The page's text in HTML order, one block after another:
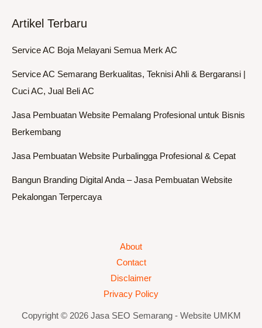
Artikel Terbaru
Service AC Boja Melayani Semua Merk AC
Service AC Semarang Berkualitas, Teknisi Ahli & Bergaransi |
Cuci AC, Jual Beli AC
Jasa Pembuatan Website Pemalang Profesional untuk Bisnis
Berkembang
Jasa Pembuatan Website Purbalingga Profesional & Cepat
Bangun Branding Digital Anda – Jasa Pembuatan Website
Pekalongan Terpercaya
About
Contact
Disclaimer
Privacy Policy
Copyright © 2026 Jasa SEO Semarang - Website UMKM